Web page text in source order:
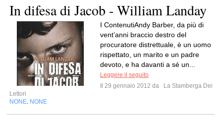
In difesa di Jacob - William Landay
I ContenutiAndy Barber, da più di
vent’anni braccio destro del
procuratore distrettuale, è un uomo
rispettato, un marito e un padre
devoto, e ha davanti a sé un...
Leggere il seguito
Il 29 gennaio 2012 da
La Stamberga Dei
Lettori
NONE NONE